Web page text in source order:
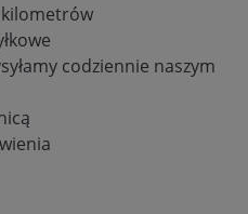
kilometrów
codziennie naszym